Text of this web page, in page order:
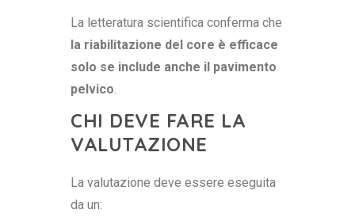
La letteratura scientifica conferma che
la riabilitazione del core è efficace
solo se include anche il pavimento
pelvico.
CHI DEVE FARE LA
VALUTAZIONE
La valutazione deve essere eseguita
da un: